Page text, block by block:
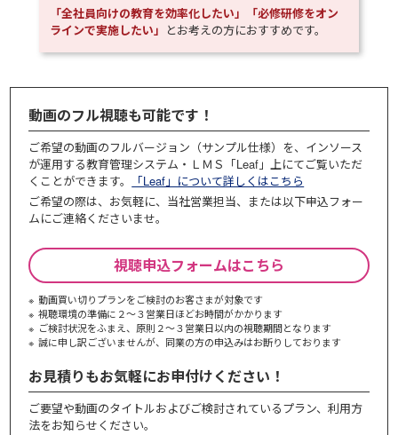
「全社員向けの教育を効率化したい」「必修研修をオン
ラインで実施したい」 とお考えの方におすすめです。
動画のフル視聴も可能です！
ご希望の動画のフルバージョン（サンプル仕様）を、インソース
が運用する教育管理システム・ＬＭＳ「Leaf」上にてご覧いただ
くことができます。
「Leaf」について詳しくはこちら
ご希望の際は、お気軽に、当社営業担当、または以下申込フォー
ムにご連絡くださいませ。
視聴申込フォームはこちら
動画買い切りプランをご検討のお客さまが対象です
視聴環境の準備に２～３営業日ほどお時間がかかります
ご検討状況をふまえ、原則２～３営業⽇以内の視聴期間となります
誠に申し訳ございませんが、同業の⽅の申込みはお断りしております
お見積りもお気軽にお申付けください！
ご要望や動画のタイトルおよびご検討されているプラン、利⽤⽅
法をお知らせください。